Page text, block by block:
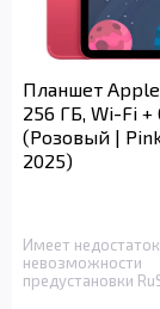
Планшет Apple
256 ГБ, Wi-Fi +
(Розовый |
2025)
Имеет
невозможности
предустановки